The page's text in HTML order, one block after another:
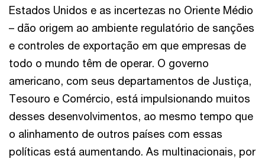
Estados Unidos e as incertezas no Oriente Médio
– dão origem ao ambiente regulatório de sanções
e controles de exportação em que empresas de
todo o mundo têm de operar. O governo
americano, com seus departamentos de Justiça,
Tesouro e Comércio, está impulsionando muitos
desses desenvolvimentos, ao mesmo tempo que
o alinhamento de outros países com essas
políticas está aumentando. As multinacionais, por